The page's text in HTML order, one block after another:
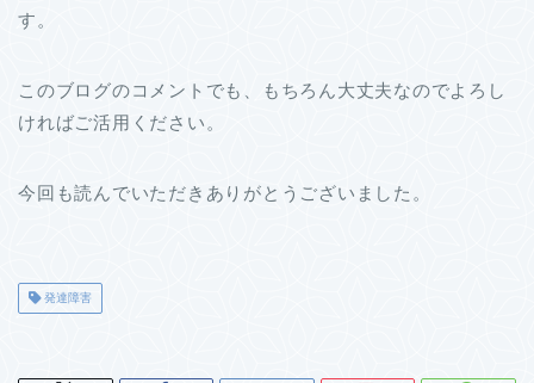
す。
このブログのコメントでも、もちろん大丈夫なのでよろし
ければご活用ください。
今回も読んでいただきありがとうございました。
発達障害